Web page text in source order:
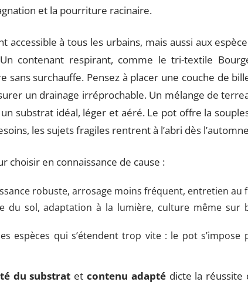
et la pourriture racinaire.
accessible à tous les urbains, mais aussi aux
contenant respirant, comme le tri-textile
sans surchauffe. Pensez à placer une couche de
un drainage irréprochable. Un mélange de
substrat idéal, léger et aéré. Le pot offre la
les sujets fragiles rentrent à l’abri dès
choisir en connaissance de cause :
robuste, arrosage moins fréquent, entretien au
du sol, adaptation à la lumière, culture même sur
espèces qui s’étendent trop vite : le pot
du substrat et contenu adaptédicte la réussite